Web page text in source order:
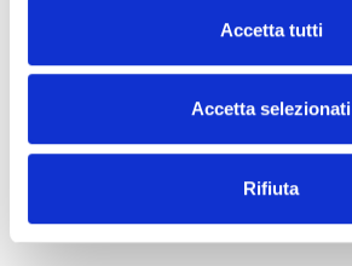
Accetta tutti
Accetta selezionati
Rifiuta
Specifiche tecniche